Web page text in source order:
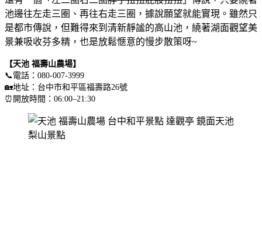
池邊往左走三圈、再往右走三圈，據說願望就能實現。雖然只
是都市傳說，但難得來到清新靜謐的高山池，繞著湖面觀望美
景兼吸收芬多精，也是放鬆愜意的慢步散策呀~
【天池 福壽山農場】
📞電話：080-007-3999
🏡地址：台中市和平區福壽路26號
⏰開放時間：06:00–21:30